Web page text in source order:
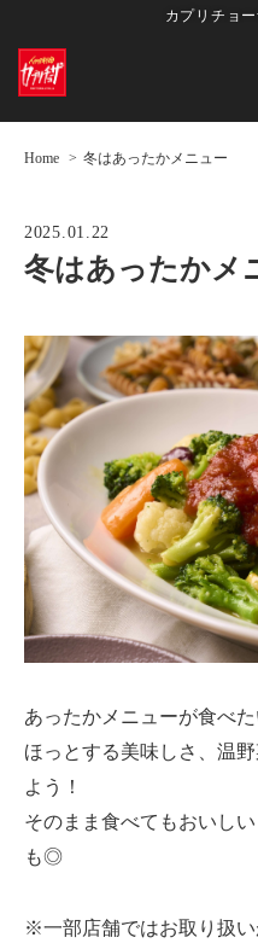
カプリチョ
Home 冬はあったかメニュー
2025.01.22
冬はあったかメ
あったかメニューが食べた
ほっとする美味しさ、温
よう！
そのまま食べてもおいし
も◎
※一部店舗ではお取り扱い